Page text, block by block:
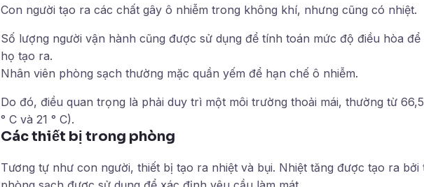
Con người tạo ra các chất gây ô nhiễm trong không khí, nhưng cũng có nhiệt.
Số lượng người vận hành cũng được sử dụng để tính toán mức độ điều hòa để
họ tạo ra.
Nhân viên phòng sạch thường mặc quần yếm để hạn chế ô nhiễm.
Do đó, điều quan trọng là phải duy trì một môi trường thoải mái, thường từ
° C và 21 ° C).
Các thiết bị trong phòng
Tương tự như con người, thiết bị tạo ra nhiệt và bụi. Nhiệt tăng được tạo ra bởi